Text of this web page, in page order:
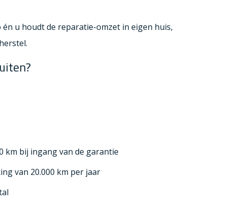
u houdt de reparatie-omzet in eigen huis,
km bij ingang van de garantie
van 20.000 km per jaar